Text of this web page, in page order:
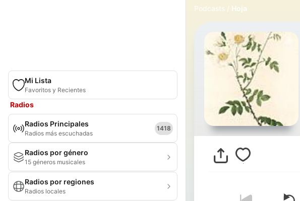
Mi Lista
Favoritos y Recientes
Radios
Radios Principales
Radios más escuchadas
1418
Radios por género
15 géneros musicales
Radios por regiones
Radios locales
Podcasts Hoja